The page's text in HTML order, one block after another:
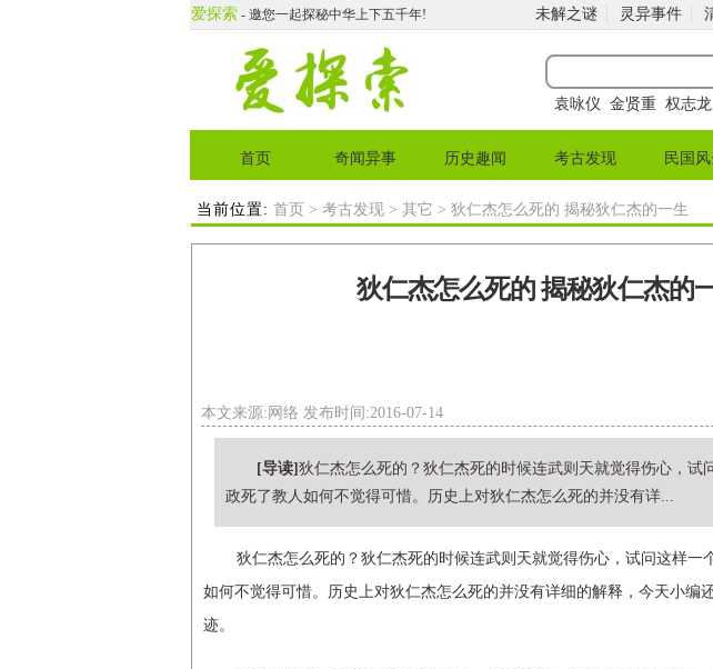
爱探索- 邀您一起探秘中华上下五千年! 未解之谜 灵异事件
袁咏仪 金贤重 权志龙
首页 奇闻异事 历史趣闻 考古发现 民国
当前位置: 首页 > 考古发现 > 其它 > 狄仁杰怎么死的 揭秘狄仁杰的一生
狄仁杰怎么死的 揭秘狄仁杰的
本文来源:网络 发布时间:2016-07-14
[导读] 狄仁杰怎么死的？狄仁杰死的时候连武则天就觉得伤心，试
政死了教人如何不觉得可惜。历史上对狄仁杰怎么死的并没有详...
狄仁杰怎么死的？狄仁杰死的时候连武则天就觉得伤心，试问这样一
如何不觉得可惜。历史上对狄仁杰怎么死的并没有详细的解释，今天小编
迹。